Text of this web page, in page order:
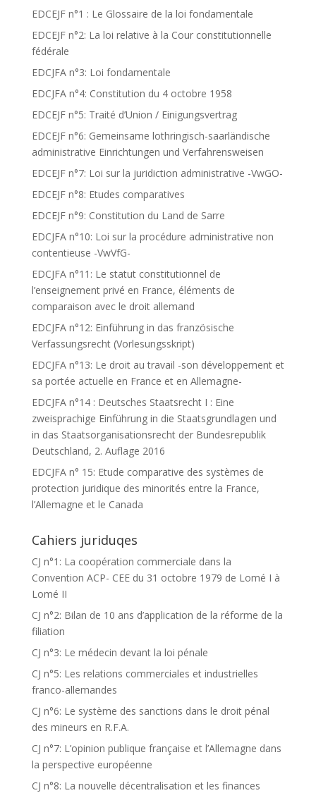
EDCEJF n°1 : Le Glossaire de la loi fondamentale
EDCEJF n°2: La loi relative à la Cour constitutionnelle
fédérale
EDCJFA n°3: Loi fondamentale
EDCJFA n°4: Constitution du 4 octobre 1958
EDCEJF n°5: Traité d’Union / Einigungsvertrag
EDCEJF n°6: Gemeinsame lothringisch-saarländische
administrative Einrichtungen und Verfahrensweisen
EDCEJF n°7: Loi sur la juridiction administrative -VwGO-
EDCEJF n°8: Etudes comparatives
EDCEJF n°9: Constitution du Land de Sarre
EDCJFA n°10: Loi sur la procédure administrative non
contentieuse -VwVfG-
EDCJFA n°11: Le statut constitutionnel de
l’enseignement privé en France, éléments de
comparaison avec le droit allemand
EDCJFA n°12: Einführung in das französische
Verfassungsrecht (Vorlesungsskript)
EDCJFA n°13: Le droit au travail -son développement et
sa portée actuelle en France et en Allemagne-
EDCJFA n°14 : Deutsches Staatsrecht I : Eine
zweisprachige Einführung in die Staatsgrundlagen und
in das Staatsorganisationsrecht der Bundesrepublik
Deutschland, 2. Auflage 2016
EDCJFA n° 15: Etude comparative des systèmes de
protection juridique des minorités entre la France,
l’Allemagne et le Canada
Cahiers juriduqes
CJ n°1: La coopération commerciale dans la
Convention ACP- CEE du 31 octobre 1979 de Lomé I à
Lomé II
CJ n°2: Bilan de 10 ans d’application de la réforme de la
filiation
CJ n°3: Le médecin devant la loi pénale
CJ n°5: Les relations commerciales et industrielles
franco-allemandes
CJ n°6: Le système des sanctions dans le droit pénal
des mineurs en R.F.A.
CJ n°7: L’opinion publique française et l’Allemagne dans
la perspective européenne
CJ n°8: La nouvelle décentralisation et les finances